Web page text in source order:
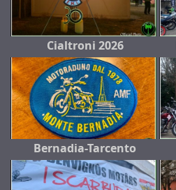
Cialtroni 2026
Bernadia-Tarcento